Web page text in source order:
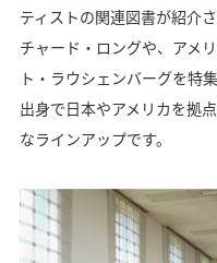
ティストの関連図書が紹介
チャード・ロングや、アメ
ト・ラウシェンバーグを特
出身で日本やアメリカを拠
なラインアップです。